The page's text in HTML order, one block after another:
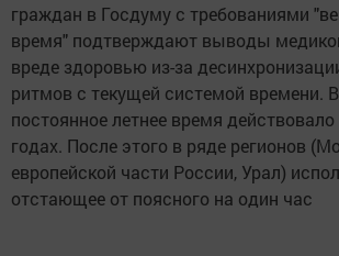
граждан в Госдуму с требованиями
время" подтверждают выводы
вреде здоровью из-за
ритмов с текущей системой времени.
постоянное летнее время
годах. После этого в ряде регионов
европейской части России, Урал)
отстающее от поясного на один час